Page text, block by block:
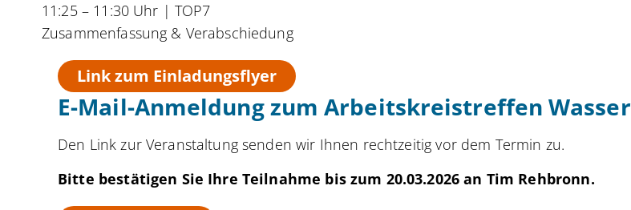
11:25 – 11:30 Uhr | TOP7
Zusammenfassung & Verabschiedung
Link zum Einladungsflyer
E-Mail-Anmeldung zum Arbeitskreistreffen Wasser
Den Link zur Veranstaltung senden wir Ihnen rechtzeitig vor dem Termin zu.
Bitte bestätigen Sie Ihre Teilnahme bis zum 20.03.2026 an Tim Rehbronn.